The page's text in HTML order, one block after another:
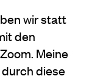
wir statt
den
Meine
diese